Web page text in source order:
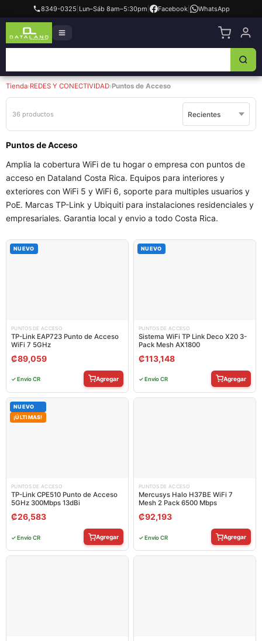
8349-0325 Lun–Sáb 8am–5:30pm Facebook| WhatsApp
Tienda›REDES Y CONECTIVIDAD›Puntos de Acceso
36 productos
Puntos de Acceso
Amplia la cobertura WiFi de tu hogar o empresa con puntos de
acceso en Dataland Costa Rica. Equipos para interiores y
exteriores con WiFi 5 y WiFi 6, soporte para multiples usuarios y
PoE. Marcas TP-Link y Ubiquiti para instalaciones residenciales y
empresariales. Garantia local y envio a todo Costa Rica.
NUEVO
PUNTOS DE ACCESO
TP-Link EAP723 Punto de Acceso
WiFi 7 5GHz
₡89,059
✓ Envío CR Agregar
NUEVO
PUNTOS DE ACCESO
Sistema WiFi TP Link Deco X20 3-
Pack Mesh AX1800
₡113,148
✓ Envío CR Agregar
NUEVO
¡ÚLTIMAS!
PUNTOS DE ACCESO
TP-Link CPE510 Punto de Acceso
5GHz 300Mbps 13dBi
₡26,583
✓ Envío CR Agregar
PUNTOS DE ACCESO
Mercusys Halo H37BE WiFi 7
Mesh 2 Pack 6500 Mbps
₡92,193
✓ Envío CR Agregar